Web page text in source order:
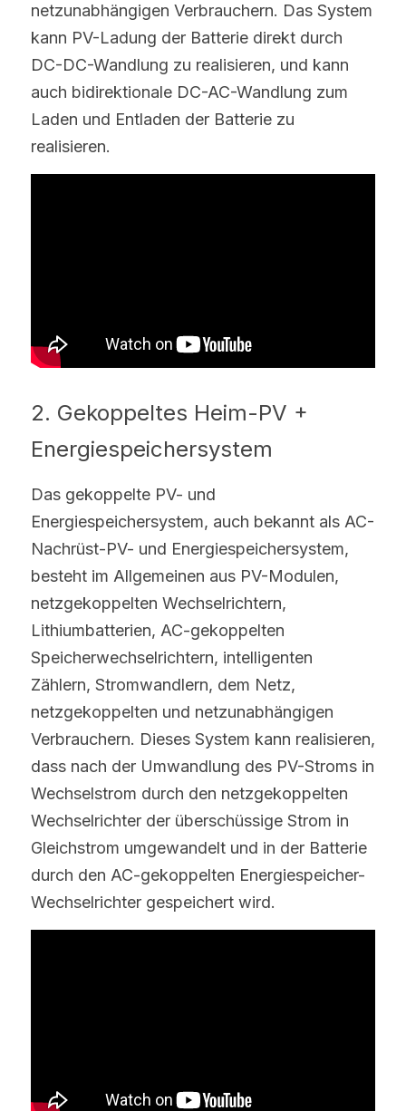
netzunabhängigen Verbrauchern. Das System
kann PV-Ladung der Batterie direkt durch
DC-DC-Wandlung zu realisieren, und kann
auch bidirektionale DC-AC-Wandlung zum
Laden und Entladen der Batterie zu
realisieren.
2. Gekoppeltes Heim-PV +
Energiespeichersystem
Das gekoppelte PV- und
Energiespeichersystem, auch bekannt als AC-
Nachrüst-PV- und Energiespeichersystem,
besteht im Allgemeinen aus PV-Modulen,
netzgekoppelten Wechselrichtern,
Lithiumbatterien, AC-gekoppelten
Speicherwechselrichtern, intelligenten
Zählern, Stromwandlern, dem Netz,
netzgekoppelten und netzunabhängigen
Verbrauchern. Dieses System kann realisieren,
dass nach der Umwandlung des PV-Stroms in
Wechselstrom durch den netzgekoppelten
Wechselrichter der überschüssige Strom in
Gleichstrom umgewandelt und in der Batterie
durch den AC-gekoppelten Energiespeicher-
Wechselrichter gespeichert wird.